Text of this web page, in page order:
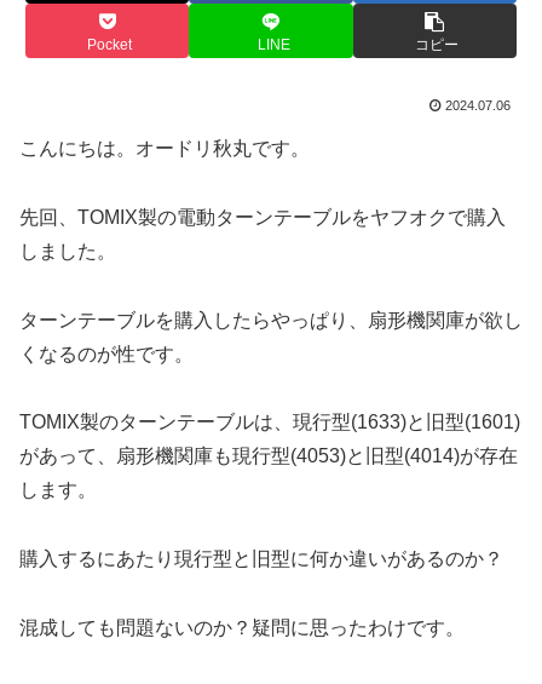
Pocket LINE コピー
2024.07.06
こんにちは。オードリ秋丸です。
先回、TOMIX製の電動ターンテーブルをヤフオクで購入
しました。
ターンテーブルを購入したらやっぱり、扇形機関庫が欲し
くなるのが性です。
TOMIX製のターンテーブルは、現行型(1633)と旧型(1601)
があって、扇形機関庫も現行型(4053)と旧型(4014)が存在
します。
購入するにあたり現行型と旧型に何か違いがあるのか？
混成しても問題ないのか？疑問に思ったわけです。